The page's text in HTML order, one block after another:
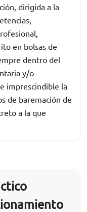
dirigida a la
en bolsas de
dentro del
y/o
imprescindible la
de baremación de
a la que